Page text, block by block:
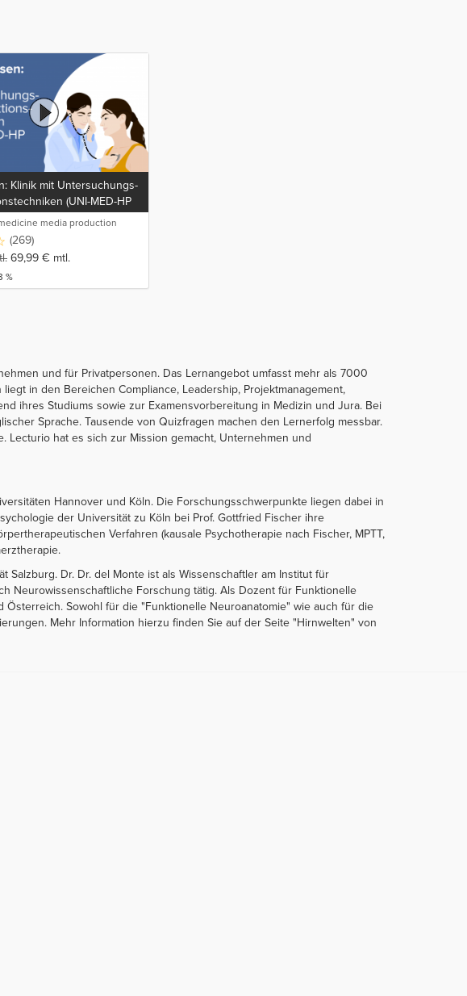
Klinik mit Untersuchungs-
(UNI-MED-HP
media production
(269)
69,99 € mtl.
%
und für Privatpersonen. Das Lernangebot umfasst mehr als 7000
in den Bereichen Compliance, Leadership, Projektmanagement,
ihres Studiums sowie zur Examensvorbereitung in Medizin und Jura. Bei
Sprache. Tausende von Quizfragen machen den Lernerfolg messbar.
Lecturio hat es sich zur Mission gemacht, Unternehmen und
Hannover und Köln. Die Forschungsschwerpunkte liegen dabei in
der Universität zu Köln bei Prof. Gottfried Fischer ihre
Verfahren (kausale Psychotherapie nach Fischer, MPTT,
Salzburg. Dr. Dr. del Monte ist als Wissenschaftler am Institut für
Neurowissenschaftliche Forschung tätig. Als Dozent für Funktionelle
Sowohl für die "Funktionelle Neuroanatomie" wie auch für die
Mehr Information hierzu finden Sie auf der Seite "Hirnwelten" von